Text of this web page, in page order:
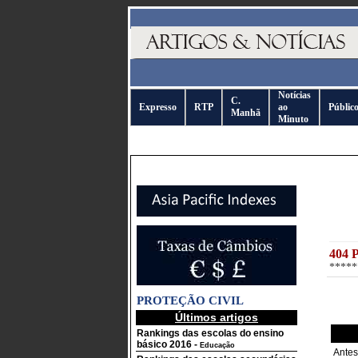
Expresso RTP
C.
Manhã
Notícias
ao
Minuto
Público
PROTEÇÃO CIVIL
Últimos artigos
Rankings das escolas do ensino
básico 2016 - Educação
404